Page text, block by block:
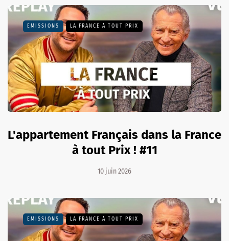
EMISSIONS LA FRANCE À TOUT PRIX
L'appartement Français dans la France
à tout Prix ! #11
10 juin 2026
EMISSIONS LA FRANCE À TOUT PRIX